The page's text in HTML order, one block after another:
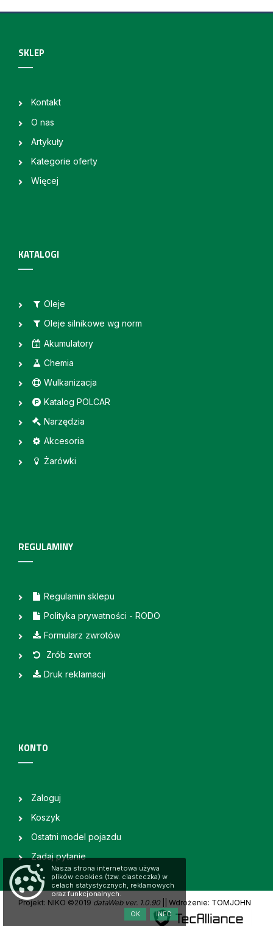
SKLEP
Kontakt
O nas
Artykuły
Kategorie oferty
Więcej
KATALOGI
Oleje
Oleje silnikowe wg norm
Akumulatory
Chemia
Wulkanizacja
Katalog POLCAR
Narzędzia
Akcesoria
Żarówki
REGULAMINY
Regulamin sklepu
Polityka prywatności - RODO
Formularz zwrotów
Zrób zwrot
Druk reklamacji
KONTO
Zaloguj
Koszyk
Ostatni model pojazdu
Zadaj pytanie
Projekt: NIKO ©2019 dataWeb ver. 1.0.90 | Wdrożenie: TOMJOHN
Nasza strona internetowa używa
plików cookies (tzw. ciasteczka) w
celach statystycznych, reklamowych
oraz funkcjonalnych.
INFO
OK